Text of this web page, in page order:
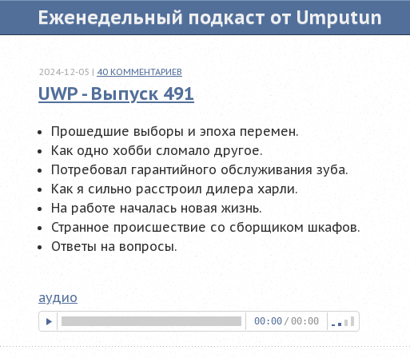
Еженедельный подкаст от Umputun
UWP - Выпуск 491
2024-12-05 | 40 КОММЕНТАРИЕВ
Прошедшие выборы и эпоха перемен.
Как одно хобби сломало другое.
Потребовал гарантийного обслуживания зуба.
Как я сильно расстроил дилера харли.
На работе началась новая жизнь.
Странное происшествие со сборщиком шкафов.
Ответы на вопросы.
аудио
00:00 / 00:00